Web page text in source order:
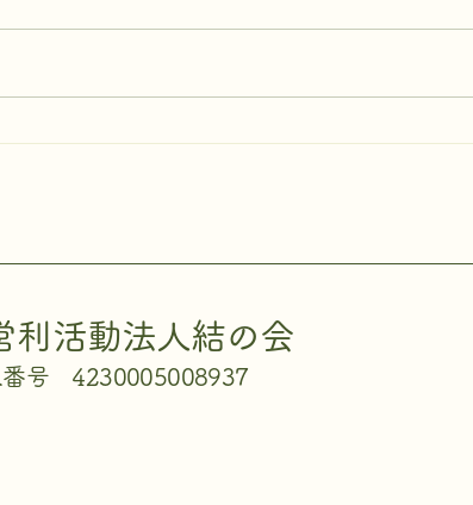
利活動法人結の会
番号 4230005008937